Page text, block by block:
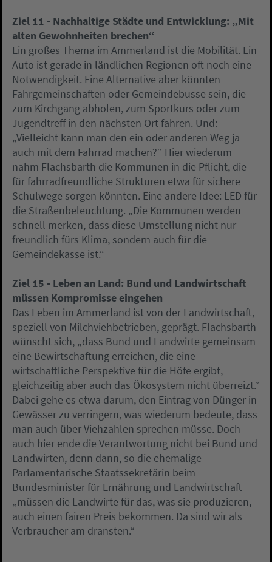
Ziel 11 - Nachhaltige Städte und Entwicklung: „Mit
alten Gewohnheiten brechen“
Ein großes Thema im Ammerland ist die Mobilität. Ein
Auto ist gerade in ländlichen Regionen oft noch eine
Notwendigkeit. Eine Alternative aber könnten
Fahrgemeinschaften oder Gemeindebusse sein, die
zum Kirchgang abholen, zum Sportkurs oder zum
Jugendtreff in den nächsten Ort fahren. Und:
„Vielleicht kann man den ein oder anderen Weg ja
auch mit dem Fahrrad machen?“ Hier wiederum
nahm Flachsbarth die Kommunen in die Pflicht, die
für fahrradfreundliche Strukturen etwa für sichere
Schulwege sorgen könnten. Eine andere Idee: LED für
die Straßenbeleuchtung. „Die Kommunen werden
schnell merken, dass diese Umstellung nicht nur
freundlich fürs Klima, sondern auch für die
Gemeindekasse ist.“
Ziel 15 - Leben an Land: Bund und Landwirtschaft
müssen Kompromisse eingehen
Das Leben im Ammerland ist von der Landwirtschaft,
speziell von Milchviehbetrieben, geprägt. Flachsbarth
wünscht sich, „dass Bund und Landwirte gemeinsam
eine Bewirtschaftung erreichen, die eine
wirtschaftliche Perspektive für die Höfe ergibt,
gleichzeitig aber auch das Ökosystem nicht überreizt.“
Dabei gehe es etwa darum, den Eintrag von Dünger in
Gewässer zu verringern, was wiederum bedeute, dass
man auch über Viehzahlen sprechen müsse. Doch
auch hier ende die Verantwortung nicht bei Bund und
Landwirten, denn dann, so die ehemalige
Parlamentarische Staatssekretärin beim
Bundesminister für Ernährung und Landwirtschaft
„müssen die Landwirte für das, was sie produzieren,
auch einen fairen Preis bekommen. Da sind wir als
Verbraucher am dransten.“